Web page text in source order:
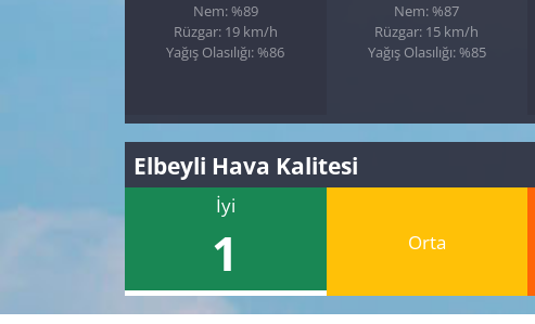
Nem: %89
Rüzgar: 19 km/h
Yağış Olasılığı: %86
Nem: %87
Rüzgar: 15 km/h
Yağış Olasılığı: %85
Elbeyli Hava Kalitesi
İyi
1 Orta